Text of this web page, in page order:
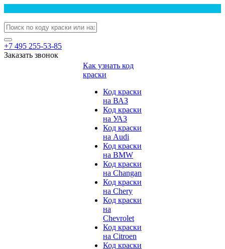
+7 495 255-53-85
Заказать звонок
Как узнать код
краски
Код краски
на ВАЗ
Код краски
на УАЗ
Код краски
на Audi
Код краски
на BMW
Код краски
на Changan
Код краски
на Chery
Код краски
на
Chevrolet
Код краски
на Citroen
Код краски